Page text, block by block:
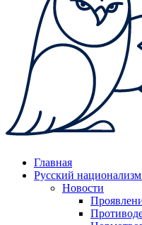
Главная
Русский
Новости